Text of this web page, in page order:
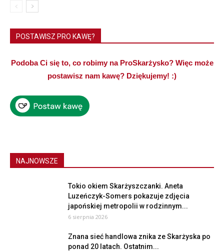
POSTAWISZ PRO KAWĘ?
Podoba Ci się to, co robimy na ProSkarżysko? Więc może
postawisz nam kawę? Dziękujemy! :)
NAJNOWSZE
Tokio okiem Skarżyszczanki. Aneta
Luzeńczyk-Somers pokazuje zdjęcia
japońskiej metropolii w rodzinnym...
6 sierpnia 2026
Znana sieć handlowa znika ze Skarżyska po
ponad 20 latach. Ostatnim...